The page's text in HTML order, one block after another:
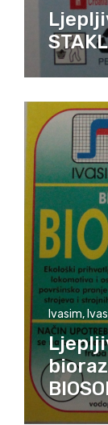
Ivasim,